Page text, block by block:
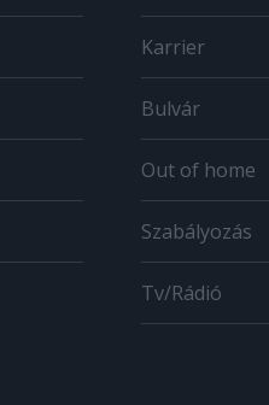
Karrier
Bulvár
Out of home
Szabályozás
Tv/Rádió